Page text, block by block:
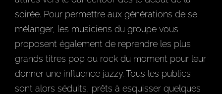
soirée. Pour permettre aux générations de se
mélanger, les musiciens du groupe vous
proposent également de reprendre les plus
grands titres pop ou rock du moment pour leur
donner une influence jazzy. Tous les publics
sont alors séduits, prêts à esquisser quelques